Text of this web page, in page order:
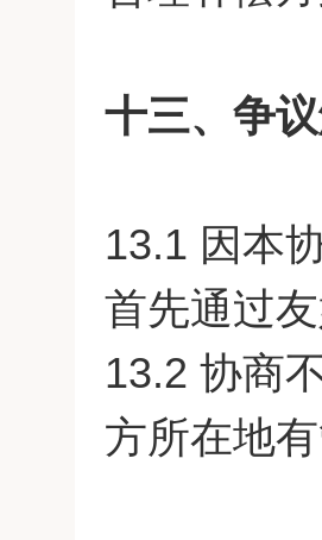
十三、争
13.1 因本
首先通过
13.2 协商
方所在地